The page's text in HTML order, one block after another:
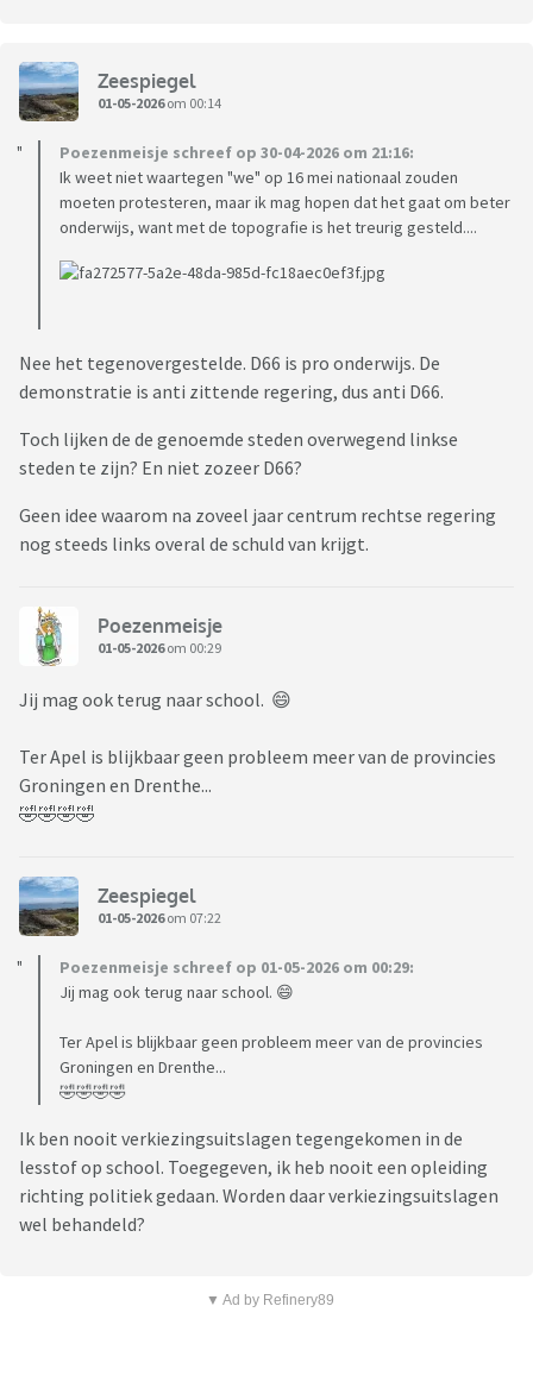
Zeespiegel
01-05-2026om 00:14
Poezenmeisje schreef op 30-04-2026 om 21:16:
Ik weet niet waartegen "we" op 16 mei nationaal zouden
moeten protesteren, maar ik mag hopen dat het gaat om beter
onderwijs, want met de topografie is het treurig gesteld....
Nee het tegenovergestelde. D66 is pro onderwijs. De
demonstratie is anti zittende regering, dus anti D66.
Toch lijken de de genoemde steden overwegend linkse
steden te zijn? En niet zozeer D66?
Geen idee waarom na zoveel jaar centrum rechtse regering
nog steeds links overal de schuld van krijgt.
Poezenmeisje
01-05-2026om 00:29
Jij mag ook terug naar school. 😄
Ter Apel is blijkbaar geen probleem meer van de provincies
Groningen en Drenthe...
🤣🤣🤣🤣
Zeespiegel
01-05-2026om 07:22
Poezenmeisje schreef op 01-05-2026 om 00:29:
Jij mag ook terug naar school. 😄
Ter Apel is blijkbaar geen probleem meer van de provincies
Groningen en Drenthe...
🤣🤣🤣🤣
Ik ben nooit verkiezingsuitslagen tegengekomen in de
lesstof op school. Toegegeven, ik heb nooit een opleiding
richting politiek gedaan. Worden daar verkiezingsuitslagen
wel behandeld?
▼ Ad by Refinery89